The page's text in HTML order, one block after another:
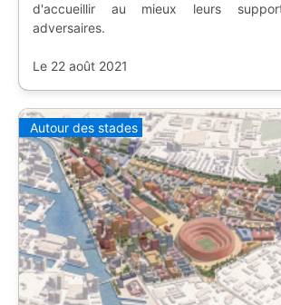
d'accueillir au mieux leurs
adversaires.
Le 22 août 2021
Autour des stades